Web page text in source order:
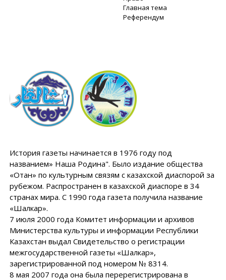
Главная тема
Референдум
История газеты начинается в 1976 году под
названием» Наша Родина". Было издание общества
«Отан» по культурным связям с казахской диаспорой за
рубежом. Распространен в казахской диаспоре в 34
странах мира. С 1990 года газета получила название
«Шалкар».
7 июля 2000 года Комитет информации и архивов
Министерства культуры и информации Республики
Казахстан выдал Свидетельство о регистрации
межгосударственной газеты «Шалкар»,
зарегистрированной под номером № 8314.
8 мая 2007 года она была перерегистрирована в